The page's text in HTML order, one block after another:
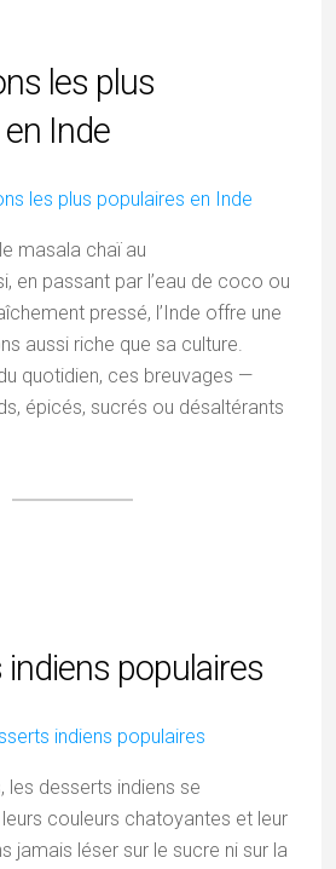
les plus
Inde
masala chaï au
en passant par l’eau de coco ou
pressé, l’Inde offre une
aussi riche que sa culture.
quotidien, ces breuvages —
épicés, sucrés ou désaltérants
populaires
les desserts indiens se
couleurs chatoyantes et leur
jamais léser sur le sucre ni sur la